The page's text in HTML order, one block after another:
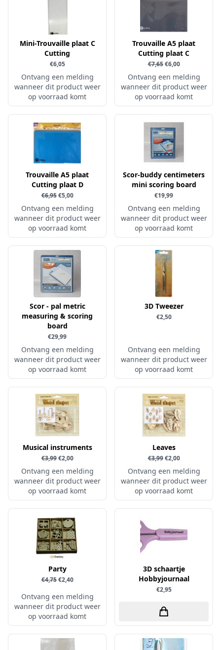
Marianne Design
Marij Rahder
Memento
Mintay
Morgana Fantasy
Nellie Snellen
Nellie's Choice
Overige
Paper Boutique
Paperfuel
Papers for You
Piatek13
Precious Marieke
Prills
Pronty
Ranger
Rayher
Scrap-Boys
ScrapAndMe
Sizzix
Sparkles
Spectrum Noir
Spellbinders
Sprinkletz
Stamperia
Starform
Steadler
Stitch & Do
Studio Light
Te Gekke Krijtjes
The Paper Boutique
Tombow
Totally - Tiffany
Vaessen Creative
van Gogh
Versa Magic Dew Drop
Mini-Trouvaille plaat C
Cutting
€6,05
Ontvang een melding
wanneer dit product weer
op voorraad komt
Trouvaille A5 plaat
Cutting plaat C
€7,65€6,00
Ontvang een melding
wanneer dit product weer
op voorraad komt
Trouvaille A5 plaat
Cutting plaat D
€6,95€5,00
Ontvang een melding
wanneer dit product weer
op voorraad komt
Scor-buddy centimeters
mini scoring board
€19,99
Ontvang een melding
wanneer dit product weer
op voorraad komt
Scor - pal metric
measuring & scoring
board
€29,99
Ontvang een melding
wanneer dit product weer
op voorraad komt
3D Tweezer
€2,50
Ontvang een melding
wanneer dit product weer
op voorraad komt
Musical instruments
€3,99€2,00
Ontvang een melding
wanneer dit product weer
op voorraad komt
Leaves
€3,99€2,00
Ontvang een melding
wanneer dit product weer
op voorraad komt
Party
€4,75€2,40
Ontvang een melding
wanneer dit product weer
op voorraad komt
3D schaartje
Hobbyjournaal
€2,95